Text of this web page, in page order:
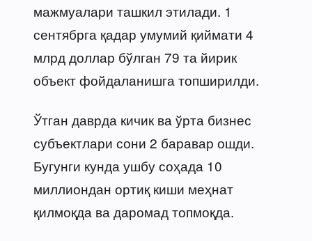
мажмуалари ташкил этилади. 1
сентябрга қадар умумий қиймати 4
млрд доллар бўлган 79 та йирик
объект фойдаланишга топширилди.
Ўтган даврда кичик ва ўрта бизнес
субъектлари сони 2 баравар ошди.
Бугунги кунда ушбу соҳада 10
миллиондан ортиқ киши меҳнат
қилмоқда ва даромад топмоқда.